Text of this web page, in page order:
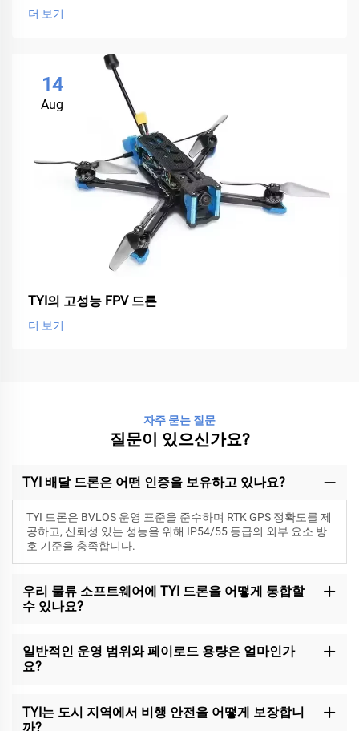
더 보기
14
Aug
TYI의 고성능 FPV 드론
더 보기
자주 묻는 질문
질문이 있으신가요?
TYI 배달 드론은 어떤 인증을 보유하고 있나요?
TYI 드론은 BVLOS 운영 표준을 준수하며 RTK GPS 정확도를 제
공하고, 신뢰성 있는 성능을 위해 IP54/55 등급의 외부 요소 방
호 기준을 충족합니다.
우리 물류 소프트웨어에 TYI 드론을 어떻게 통합할
수 있나요?
일반적인 운영 범위와 페이로드 용량은 얼마인가
요?
TYI는 도시 지역에서 비행 안전을 어떻게 보장합니
까?